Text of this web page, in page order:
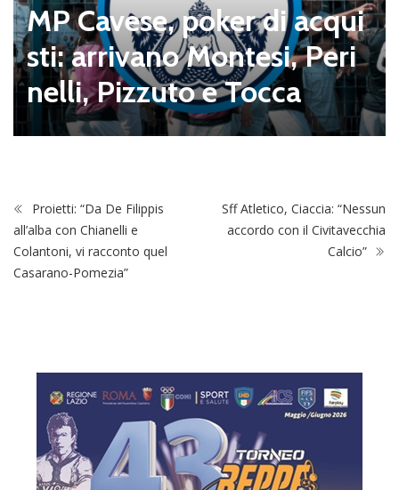
MP Cavese, poker di acqui
sti: arrivano Montesi, Peri
nelli, Pizzuto e Tocca
Proietti: “Da De Filippis
all’alba con Chianelli e
Colantoni, vi racconto quel
Casarano-Pomezia”
Sff Atletico, Ciaccia: “Nessun
accordo con il Civitavecchia
Calcio”